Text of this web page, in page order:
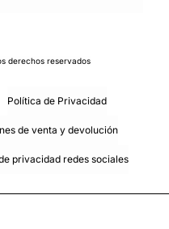
Política de Privacidad
de venta y devolución
privacidad redes sociales
derechos reservados